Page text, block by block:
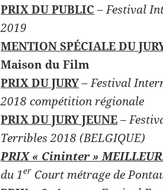
PRIX DU PUBLIC –Festival
2019
MENTION SPÉCIALE DU
Maison du Film
PRIX DU JURY–Festival
2018 compétition régionale
PRIX DU JURY JEUNE –
Terribles 2018 (BELGIQUE)
PRIX « Cininter »
du 1er Court métrage de